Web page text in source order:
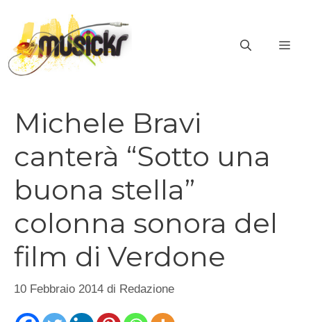
contenuto
Michele Bravi
canterà “Sotto una
buona stella”
colonna sonora del
film di Verdone
10 Febbraio 2014 di Redazione